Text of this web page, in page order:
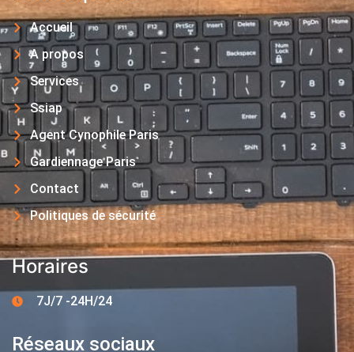
Accueil
A propos
Services
Ssiap
Agent Cynophile Paris
Gardiennage Paris
Contact
Politiques de sécurité
Horaires
7J/7 -24H/24
Réseaux sociaux